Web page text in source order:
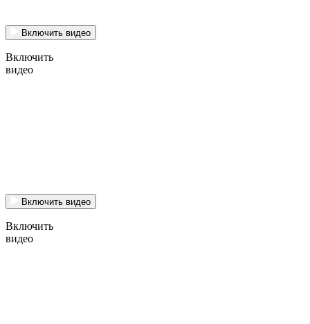
Включить видео
Включить
видео
Включить видео
Включить
видео